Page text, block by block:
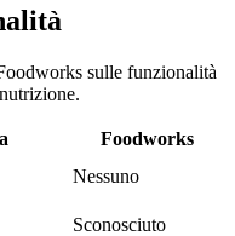
sulle funzionalità
Foodworks
Nessuno
Sconosciuto